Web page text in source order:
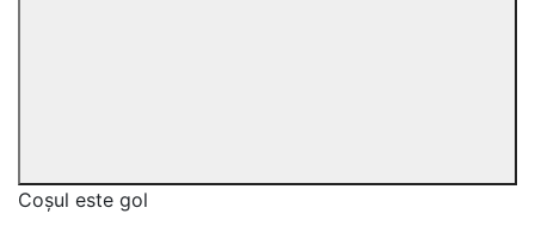
Coșul este gol